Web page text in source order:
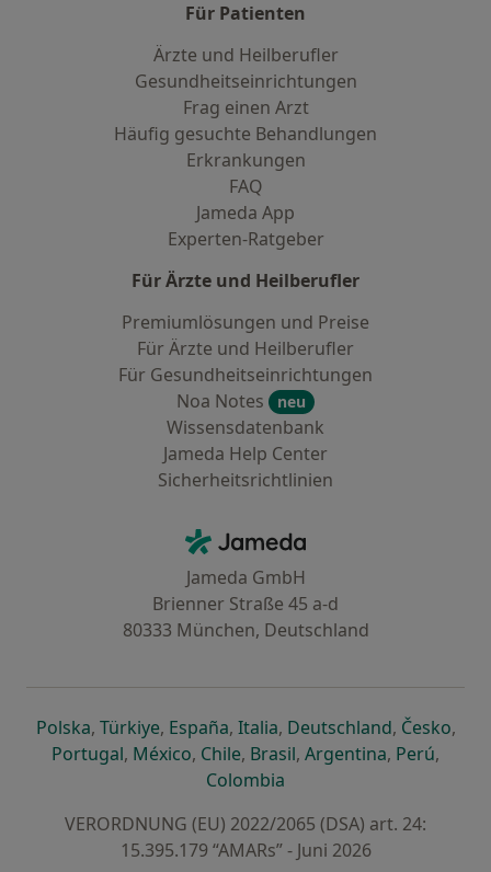
Für Patienten
Ärzte und Heilberufler
Gesundheitseinrichtungen
Frag einen Arzt
Häufig gesuchte Behandlungen
Erkrankungen
FAQ
Jameda App
Experten-Ratgeber
Für Ärzte und Heilberufler
Premiumlösungen und Preise
Für Ärzte und Heilberufler
Für Gesundheitseinrichtungen
Noa Notes
neu
Wissensdatenbank
Jameda Help Center
Sicherheitsrichtlinien
Jameda - Startseite
Jameda GmbH
Brienner Straße 45 a-d
80333 München, Deutschland
Polskaöffnet in einer neuen Registerkarte
, Türkiyeöffnet in einer neuen Registerkarte
, Españaöffnet in einer neuen
, Italiaöffnet in einer neuen
, Deutschlandöffnet in
, Česko,
Portugalöffnet in einer neuen Registerkarte
, Méxicoöffnet in einer neuen Registerkarte
, Chileöffnet in einer neuen
, Brasilöffnet in einer neuen
, Argentinaöffnet in
, Perúöffnet
,
Colombia
VERORDNUNG (EU) 2022/2065 (DSA) art. 24:
15.395.179 “AMARs” - Juni 2026